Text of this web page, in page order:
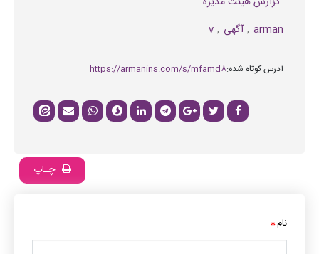
arman آگهی v
آدرس کوتاه شده:https://armanins.com/s/mfamd8
چـاپ
نام*